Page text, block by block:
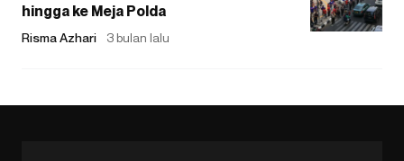
hingga ke Meja Polda
Risma Azhari 3 bulan lalu